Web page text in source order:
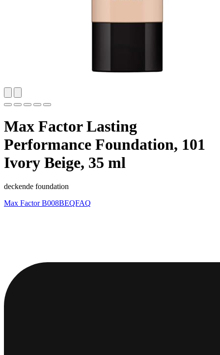
Max Factor Lasting
Performance Foundation, 101
Ivory Beige, 35 ml
deckende foundation
Max FactorB008BEQFAQ